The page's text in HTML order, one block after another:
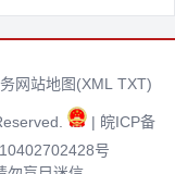
网站地图(XML TXT)
| 皖ICP备
号